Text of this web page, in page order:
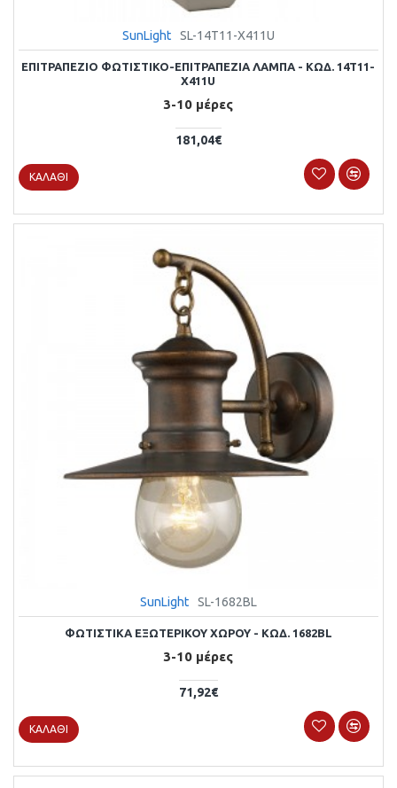
SunLight SL-14T11-X411U
ΕΠΙΤΡΑΠΕΖΙΟ ΦΩΤΙΣΤΙΚΟ-ΕΠΙΤΡΑΠΕΖΙΑ ΛΑΜΠΑ - ΚΩΔ. 14T11-
X411U
3-10 μέρες
181,04€
ΚΑΛΆΘΙ
SunLight SL-1682BL
ΦΩΤΙΣΤΙΚΑ ΕΞΩΤΕΡΙΚΟΥ ΧΩΡΟΥ - ΚΩΔ. 1682BL
3-10 μέρες
71,92€
ΚΑΛΆΘΙ